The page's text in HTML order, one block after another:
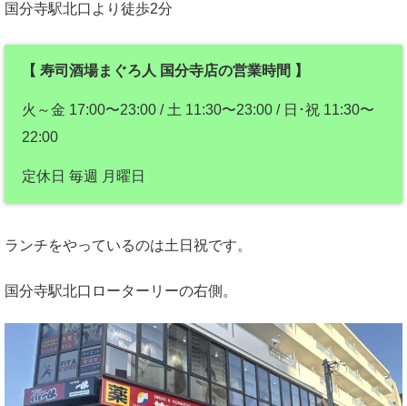
国分寺駅北口より徒歩2分
【 寿司酒場まぐろ人 国分寺店の営業時間 】
火～金 17:00〜23:00 / 土 11:30〜23:00 / 日･祝 11:30〜
22:00
定休日 毎週 月曜日
ランチをやっているのは土日祝です。
国分寺駅北口ローターリーの右側。